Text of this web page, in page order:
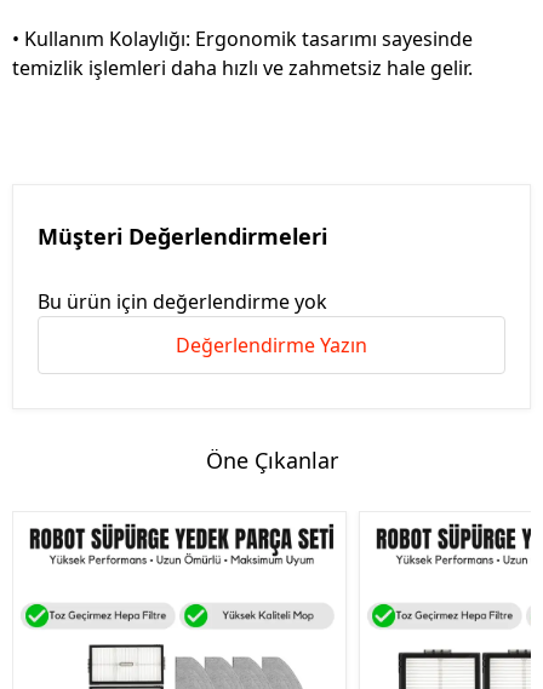
• Kullanım Kolaylığı: Ergonomik tasarımı sayesinde
temizlik işlemleri daha hızlı ve zahmetsiz hale gelir.
Müşteri Değerlendirmeleri
Bu ürün için değerlendirme yok
Değerlendirme Yazın
Öne Çıkanlar